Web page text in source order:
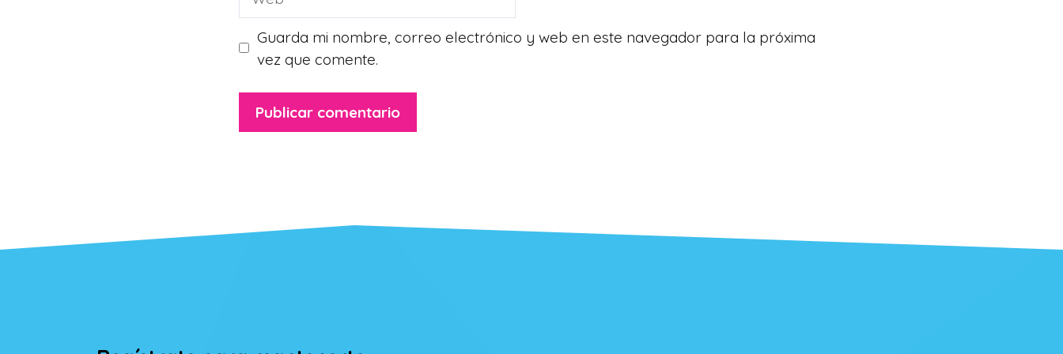
Guarda mi nombre, correo electrónico y web en este navegador para la próxima
vez que comente.